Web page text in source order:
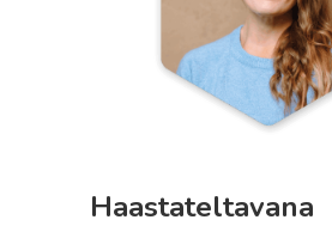
Haastateltavana